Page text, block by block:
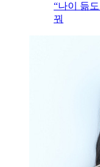
“나이 듦
꿔